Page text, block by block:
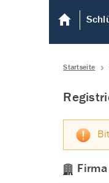
Startseite